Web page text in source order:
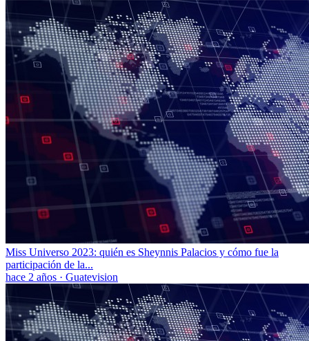
Miss Universo 2023: quién es Sheynnis Palacios y cómo fue la
participación de la...
hace 2 años · Guatevision